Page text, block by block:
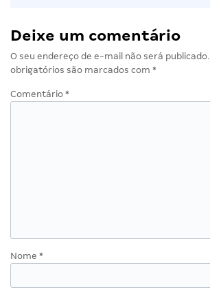
Deixe um comentário
O seu endereço de e-mail não será publicado.
obrigatórios são marcados com *
Comentário *
Nome *